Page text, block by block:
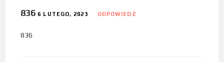
836 6 LUTEGO, 2023 ODPOWIEDZ
836